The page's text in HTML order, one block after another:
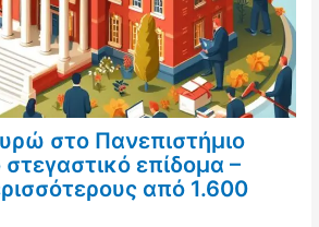
στο Πανεπιστήμιο
στεγαστικό επίδομα –
από 1.600